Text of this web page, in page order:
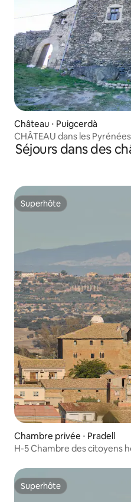
Château ⋅ Puigcerdà
CHÂTEAU dans les
Séjours dans des
Superhôte
Superhôte
Chambre privée ⋅ Pradell
H-5 Chambre des citoyens
Superhôte
Superhôte